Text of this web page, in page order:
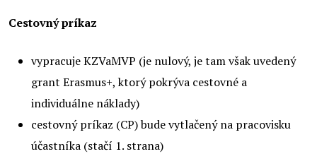
Cestovný príkaz
vypracuje KZVaMVP (je nulový, je tam však uvedený
grant Erasmus+, ktorý pokrýva cestovné a
individuálne náklady)
cestovný príkaz (CP) bude vytlačený na pracovisku
účastníka (stačí 1. strana)